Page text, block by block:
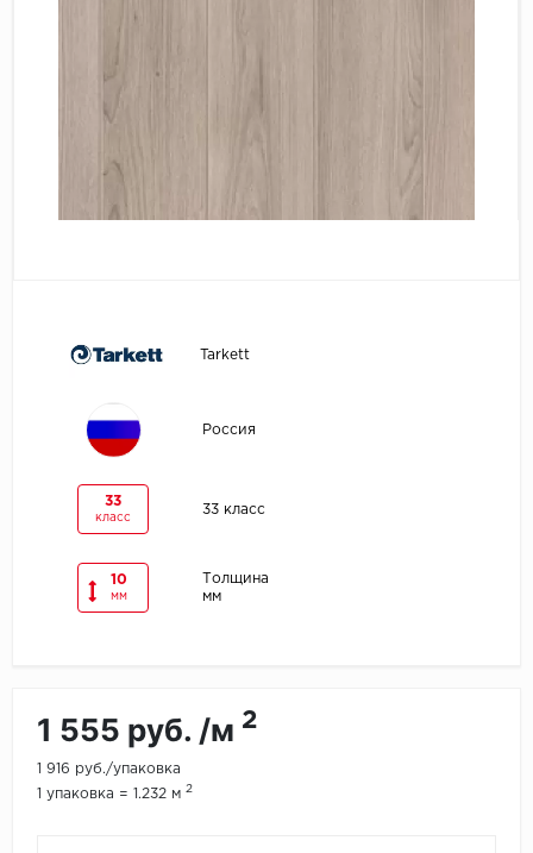
Tarkett
Россия
33
класс
33 класс
10
мм
Толщина
мм
1 555 руб. /м 2
1 916 руб./упаковка
1 упаковка = 1.232 м 2